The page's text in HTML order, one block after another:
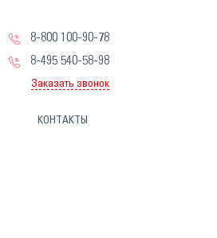
8-800 100-90-78
8-495 540-58-98
Заказать звонок
КОНТАКТЫ